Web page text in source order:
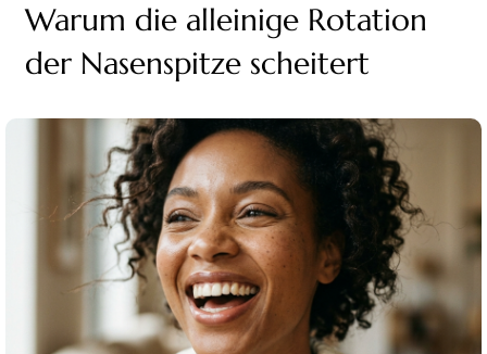
Warum die alleinige Rotation
der Nasenspitze scheitert